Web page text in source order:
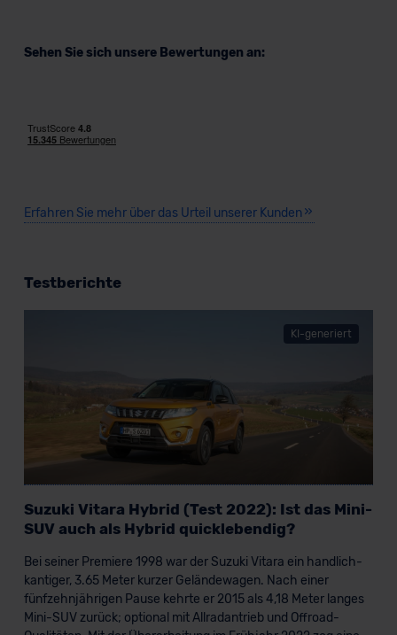
Sehen Sie sich unsere Bewertungen an:
Erfahren Sie mehr über das Urteil unserer Kunden
Testberichte
KI-generiert
Suzuki Vitara Hybrid (Test 2022): Ist das Mini-
SUV auch als Hybrid quicklebendig?
Bei seiner Premiere 1998 war der Suzuki Vitara ein handlich-
kantiger, 3.65 Meter kurzer Geländewagen. Nach einer
fünfzehnjährigen Pause kehrte er 2015 als 4,18 Meter langes
Mini-SUV zurück; optional mit Allradantrieb und Offroad-